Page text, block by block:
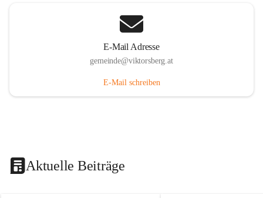
E-Mail Adresse
gemeinde@viktorsberg.at
E-Mail schreiben
Aktuelle Beiträge